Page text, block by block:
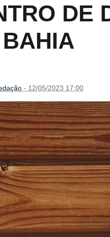
DE
BAHIA
- 12/05/2023 17:00